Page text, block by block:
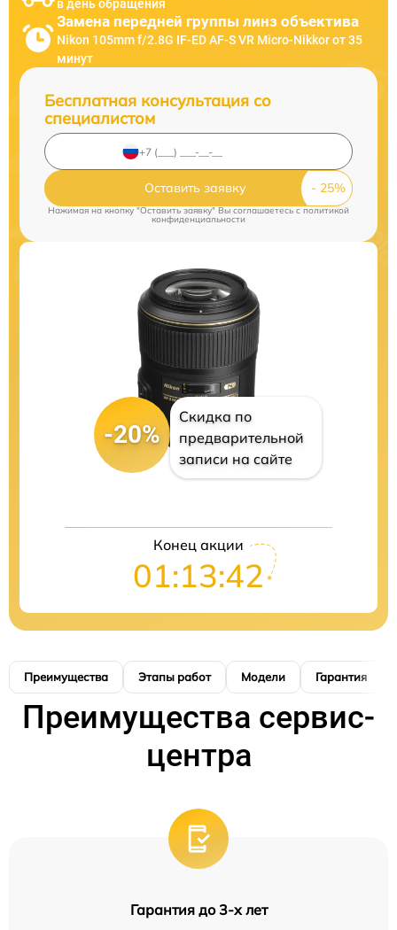
в день обращения
Замена передней группы линз объектива
Nikon 105mm f/2.8G IF-ED AF-S VR Micro-Nikkor от 35
минут
Бесплатная консультация со
специалистом
Оставить заявку
Нажимая на кнопку "Оставить заявку" Вы соглашаетесь cполитикой
конфиденциальности
-20%
Скидка по
предварительной
записи на сайте
Конец акции
01:13:41
Преимущества Этапы работ Модели Гарантия
Преимущества сервис-
центра
Гарантия до 3-х лет